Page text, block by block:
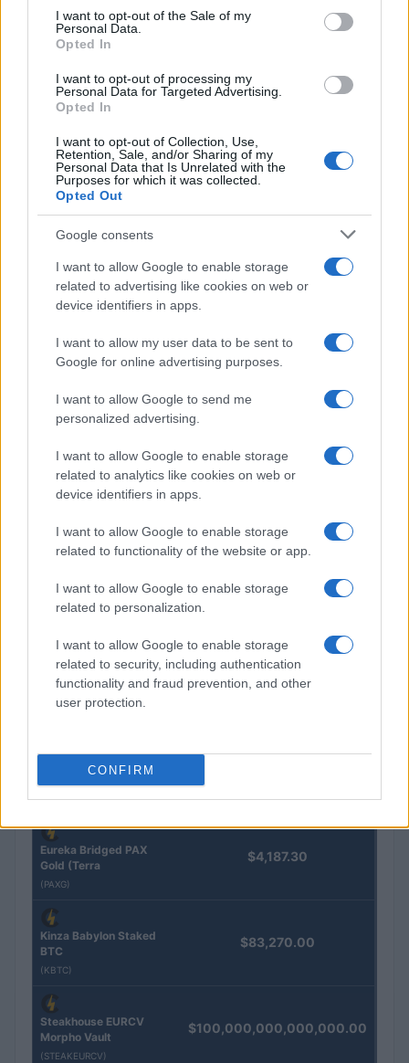
consent section.
I want to opt-out of the Sale of my
Personal Data.
Opted In
I want to opt-out of processing my
Personal Data for Targeted Advertising.
Opted In
I want to opt-out of Collection, Use,
Retention, Sale, and/or Sharing of my
Personal Data that Is Unrelated with the
Purposes for which it was collected.
Opted Out
Google consents
I want to allow Google to enable storage
related to advertising like cookies on web or
device identifiers in apps.
I want to allow my user data to be sent to
Google for online advertising purposes.
I want to allow Google to send me
personalized advertising.
I want to allow Google to enable storage
related to analytics like cookies on web or
device identifiers in apps.
I want to allow Google to enable storage
related to functionality of the website or app.
I want to allow Google to enable storage
related to personalization.
I want to allow Google to enable storage
related to security, including authentication
functionality and fraud prevention, and other
user protection.
CONFIRM
agosto 2026
Niccolò Conforti · 8 Ago 2026
Francesca Spadaro · 7 Ago 2026
Giuseppe Conte in commissione Covid: le rivelazioni su
mascherine e finanziamenti
Francesca Galli · 7 Ago 2026
QUOTAZIONI CRYPTO
Nome Prezzo
Eureka Bridged PAX
Gold (Terra
(PAXG)
$4,187.30
Kinza Babylon Staked
BTC
(KBTC)
$83,270.00
Steakhouse EURCV
Morpho Vault
(STEAKEURCV)
$100,000,000,000,000.00